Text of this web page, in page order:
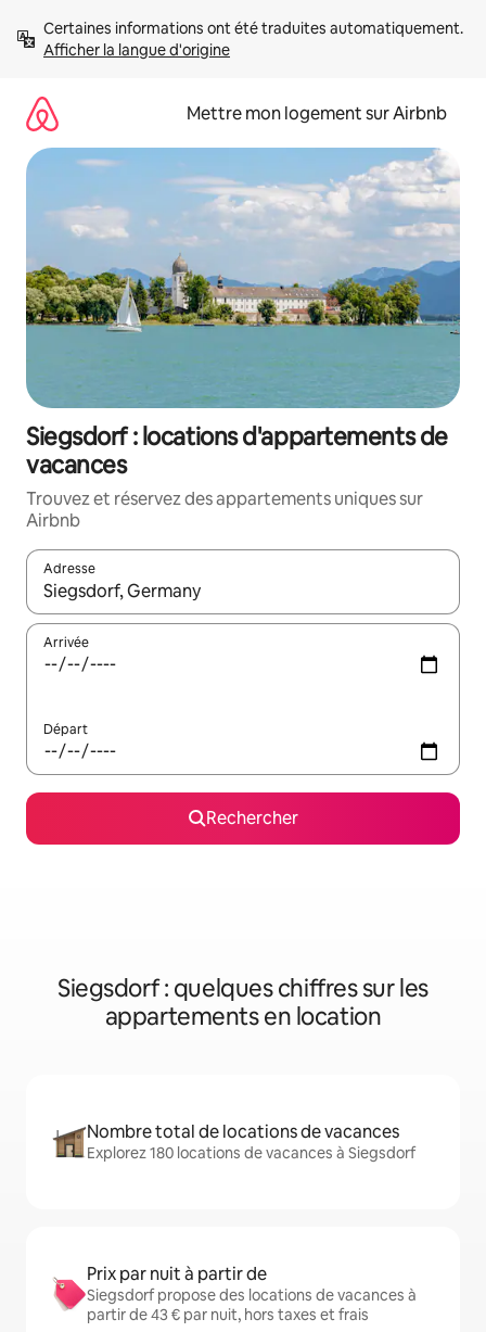
directement
Afficher la langue d'origine
Mettre mon logement sur Airbnb
Siegsdorf : locations d'appartements de
vacances
Trouvez et réservez des appartements uniques sur
Airbnb
Adresse
Lorsque les résultats s'affichent, utilisez les flèches vers le
Arrivée
Départ
Rechercher
Siegsdorf : quelques chiffres sur les
appartements en location
Nombre total de locations de vacances
Explorez 180 locations de vacances à Siegsdorf
Prix par nuit à partir de
Siegsdorf propose des locations de vacances à
partir de 43 € par nuit, hors taxes et frais